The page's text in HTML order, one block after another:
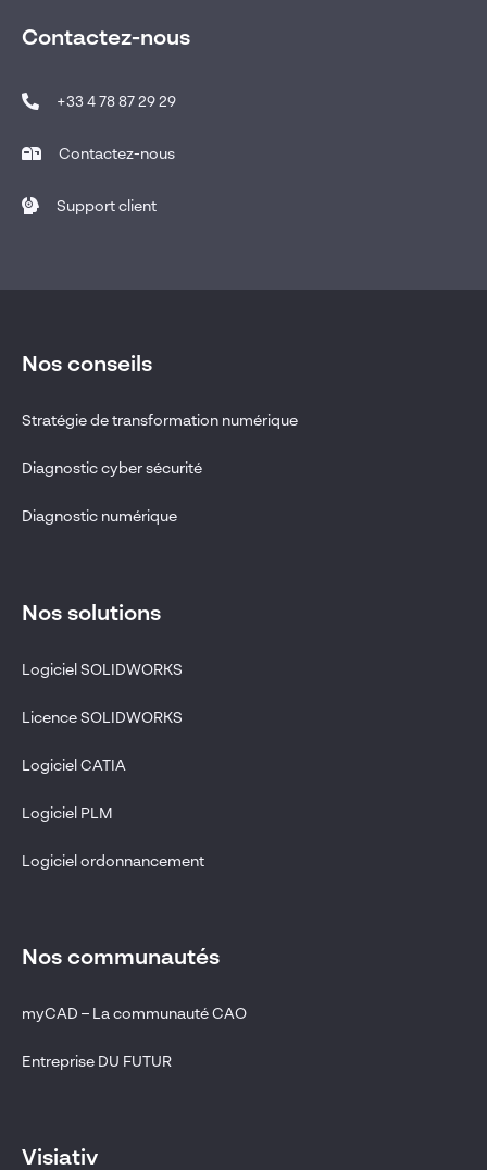
Contactez-nous
+33 4 78 87 29 29
Contactez-nous
Support client
Nos conseils
Stratégie de transformation numérique
Diagnostic cyber sécurité
Diagnostic numérique
Nos solutions
Logiciel SOLIDWORKS
Licence SOLIDWORKS
Logiciel CATIA
Logiciel PLM
Logiciel ordonnancement
Nos communautés
myCAD – La communauté CAO
Entreprise DU FUTUR
Visiativ